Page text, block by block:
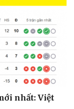
nhất: Việt